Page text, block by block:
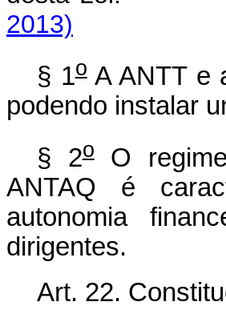
2013)
§ 1oA ANTT e
podendo instalar
§ 2oO regime
ANTAQ é
autonomia
dirigentes.
Art. 22.